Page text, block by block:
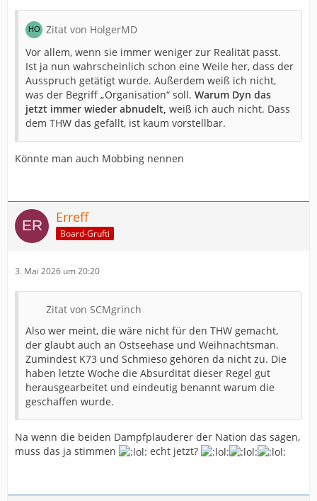
Zitat von HolgerMD
Vor allem, wenn sie immer weniger zur Realität passt.
Ist ja nun wahrscheinlich schon eine Weile her, dass der
Ausspruch getätigt wurde. Außerdem weiß ich nicht,
was der Begriff „Organisation“ soll. Warum Dyn das
jetzt immer wieder abnudelt, weiß ich auch nicht. Dass
dem THW das gefällt, ist kaum vorstellbar.
Könnte man auch Mobbing nennen
Erreff
Board-Grufti
3. Mai 2026 um 20:20
Zitat von SCMgrinch
Also wer meint, die wäre nicht für den THW gemacht,
der glaubt auch an Ostseehase und Weihnachtsman.
Zumindest K73 und Schmieso gehören da nicht zu. Die
haben letzte Woche die Absurdität dieser Regel gut
herausgearbeitet und eindeutig benannt warum die
geschaffen wurde.
Na wenn die beiden Dampfplauderer der Nation das sagen,
muss das ja stimmen
echt jetzt?